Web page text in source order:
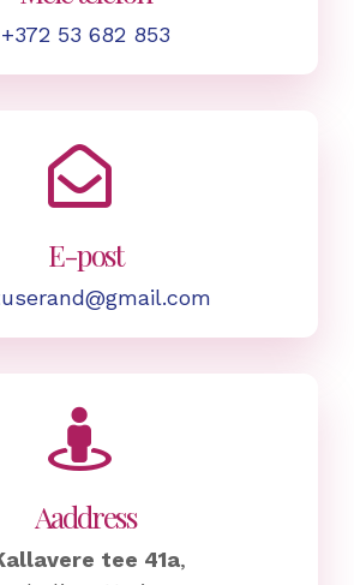
+372 53 682 853
E-post
Aaddress
tee 41a,